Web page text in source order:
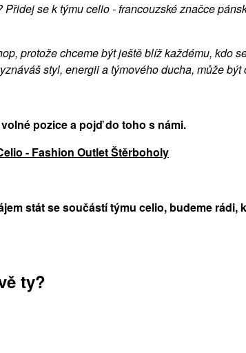
se k týmu celio - francouzské značce
protože chceme být ještě blíž každému, kdo
styl, energii a týmového ducha, může
pozice a pojď do toho s námi.
- Fashion Outlet Štěrboholy
stát se součástí týmu celio, budeme
ty?